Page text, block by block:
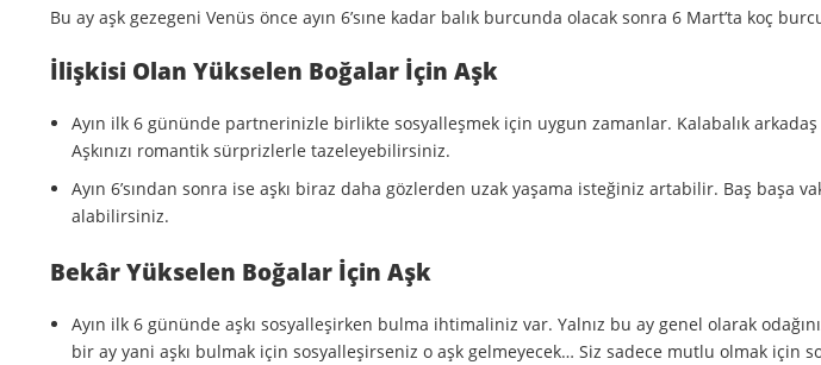
Bu ay aşk gezegeni Venüs önce ayın 6’sıne kadar balık burcunda olacak sonra 6 Mart’ta koç
İlişkisi Olan Yükselen Boğalar İçin Aşk
Ayın ilk 6 gününde partnerinizle birlikte sosyalleşmek için uygun zamanlar. Kalabalık
Aşkınızı romantik sürprizlerle tazeleyebilirsiniz.
Ayın 6’sından sonra ise aşkı biraz daha gözlerden uzak yaşama isteğiniz artabilir. Baş başa
alabilirsiniz.
Bekâr Yükselen Boğalar İçin Aşk
Ayın ilk 6 gününde aşkı sosyalleşirken bulma ihtimaliniz var. Yalnız bu ay genel olarak
bir ay yani aşkı bulmak için sosyalleşirseniz o aşk gelmeyecek… Siz sadece mutlu olmak için